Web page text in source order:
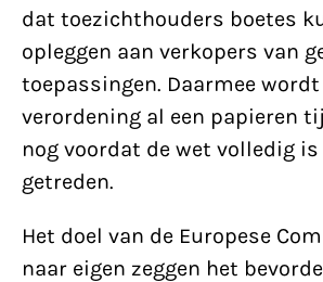
dat toezichthouders boetes
opleggen aan verkopers van
toepassingen. Daarmee
verordening al een papieren
nog voordat de wet volledig
getreden.
Het doel van de Europese
naar eigen zeggen het